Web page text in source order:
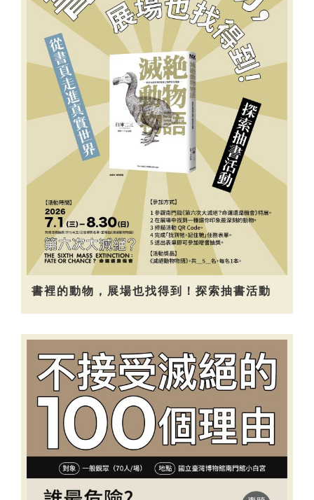
書裡的動物，展場也找得到！探索抽書活動